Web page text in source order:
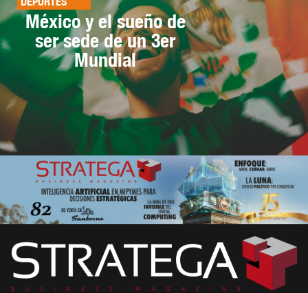
México y el sueño de
ser sede de un 3er
Mundial